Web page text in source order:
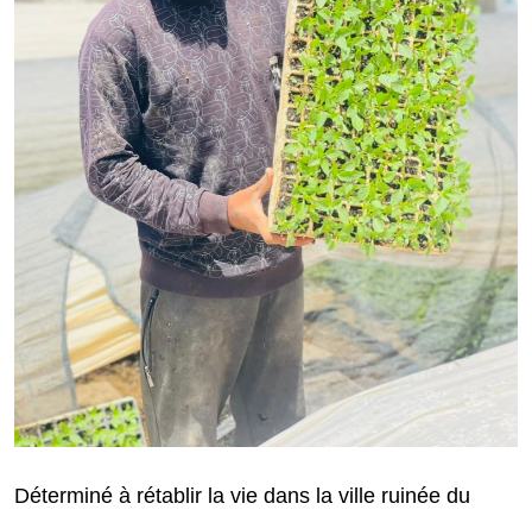
Déterminé à rétablir la vie dans la ville ruinée du